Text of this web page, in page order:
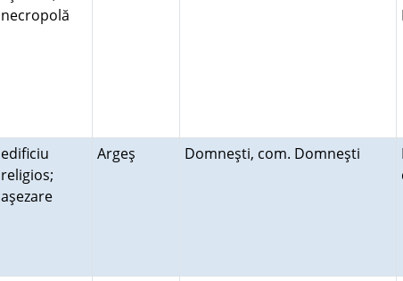
necropolă
edificiu
religios;
aşezare
Argeş Domneşti, com. Domneşti